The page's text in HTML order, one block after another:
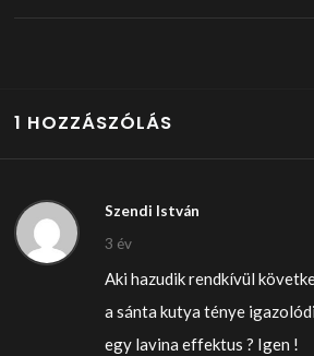
1 HOZZÁSZÓLÁS
Szendi István
3 év
Aki hazudik rendkívül
a sánta kutya ténye
egy lavina effektus ? Igen !